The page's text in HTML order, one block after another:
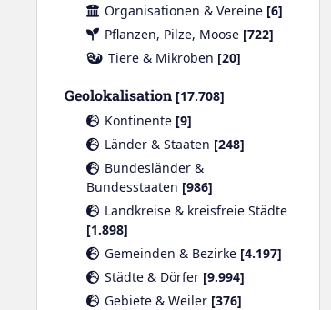
Organisationen & Vereine [6]
Pflanzen, Pilze, Moose [722]
Tiere & Mikroben [20]
Geolokalisation [17.708]
Kontinente [9]
Länder & Staaten [248]
Bundesländer &
Bundesstaaten [986]
Landkreise & kreisfreie Städte
[1.898]
Gemeinden & Bezirke [4.197]
Städte & Dörfer [9.994]
Gebiete & Weiler [376]